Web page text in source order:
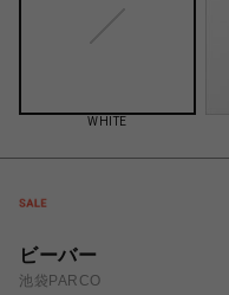
WHITE
ビーバー
池袋PARCO